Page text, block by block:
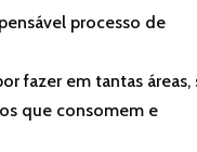
processo de
fazer em tantas áreas,
que consomem e